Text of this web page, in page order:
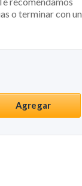
o terminar con un
cantidad
Agregar